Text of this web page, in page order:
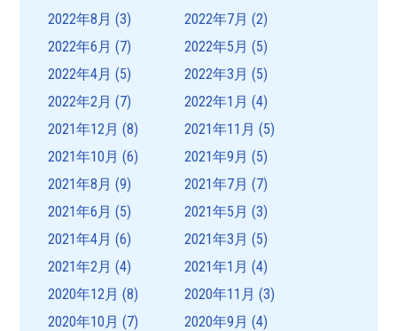
2022年8月 (3) 2022年7月 (2)
2022年6月 (7) 2022年5月 (5)
2022年4月 (5) 2022年3月 (5)
2022年2月 (7) 2022年1月 (4)
2021年12月 (8) 2021年11月 (5)
2021年10月 (6) 2021年9月 (5)
2021年8月 (9) 2021年7月 (7)
2021年6月 (5) 2021年5月 (3)
2021年4月 (6) 2021年3月 (5)
2021年2月 (4) 2021年1月 (4)
2020年12月 (8) 2020年11月 (3)
2020年10月 (7) 2020年9月 (4)